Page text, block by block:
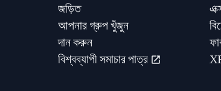
জড়িত
আপনার গ্রুপ খুঁজুন
দান করুন
বিশ্বব্যাপী সমাচার পাত্র